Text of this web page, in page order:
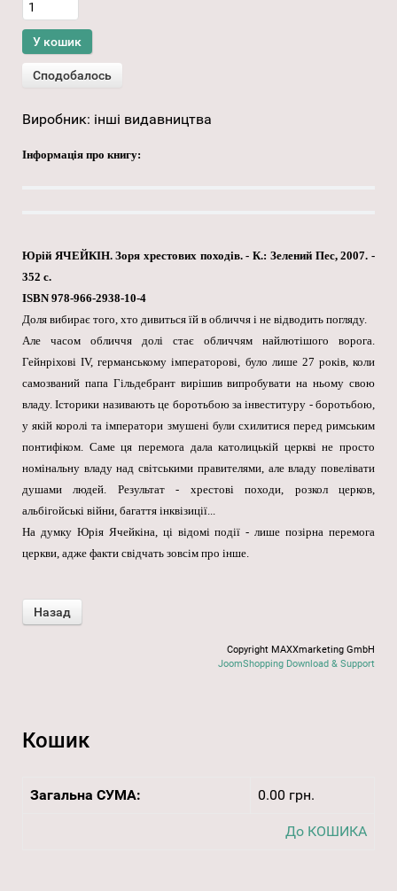
Виробник: інші видавництва
Інформація про книгу:
Юрій ЯЧЕЙКІН. Зоря хрестових походів. - К.: Зелений Пес, 2007. -
352 с.
ISBN 978-966-2938-10-4
Доля вибирає того, хто дивиться їй в обличчя і не відводить погляду.
Але часом обличчя долі стає обличчям найлютішого ворога.
Гейнріхові IV, германському імператорові, було лише 27 років, коли
самозваний папа Гільдебрант вирішив випробувати на ньому свою
владу. Історики називають це боротьбою за інвеституру - боротьбою,
у якій королі та імператори змушені були схилитися перед римським
понтифіком. Саме ця перемога дала католицькій церкві не просто
номінальну владу над світськими правителями, але владу повелівати
душами людей. Результат - хрестові походи, розкол церков,
альбігойські війни, багаття інквізиції...
На думку Юрія Ячейкіна, ці відомі події - лише позірна перемога
церкви, адже факти свідчать зовсім про інше.
Copyright MAXXmarketing GmbH
JoomShopping Download & Support
Кошик
Загальна СУМА: 0.00 грн.
До КОШИКА